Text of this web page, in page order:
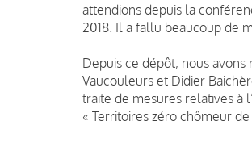
attendions depuis la
2018. Il a fallu beaucoup de
Depuis ce dépôt, nous
Vaucouleurs et Didier
traite de mesures relatives à
« Territoires zéro chômeur